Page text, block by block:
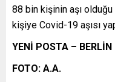
88 bin kişinin aşı
kişiye Covid-19 aşısı
YENİ POSTA – BERLİN
FOTO: A.A.